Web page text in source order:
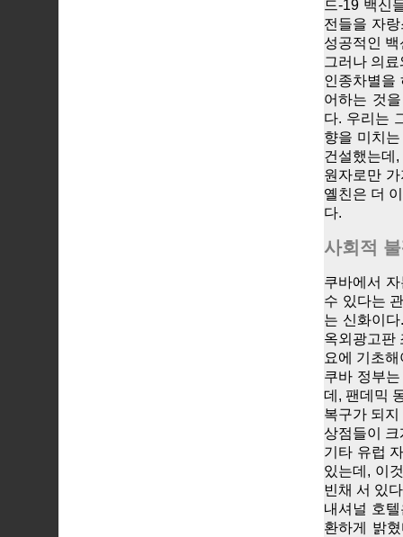
드-19 백신
전들을 자
성공적인
그러나 의
인종차별을
어하는 것
다. 우리는
향을 미치
건설했는데
원자로만
옐친은 더
다.
사회적
쿠바에서
수 있다는
는 신화이
옥외광고판
요에 기초
쿠바 정부
데, 팬데믹
복구가 되
상점들이
기타 유럽
있는데, 이
빈채 서 있
내셔널 호
환하게 밝